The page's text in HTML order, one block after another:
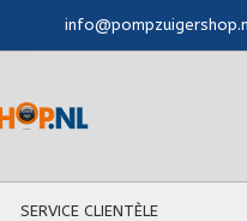
SERVICE CLIENTÈLE